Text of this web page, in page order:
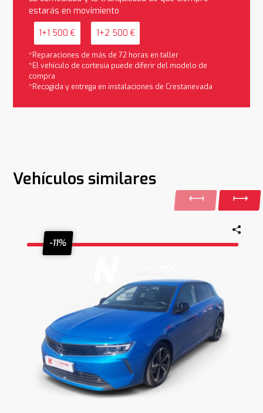
estarás en movimiento
1+1 500 € 1+2 500 €
*Reparaciones de más de 72 horas en taller
*El vehículo de cortesía puede diferir del modelo de
compra
*Recogida y entrega en instalaciones de Crestanevada
Vehículos similares
-11%